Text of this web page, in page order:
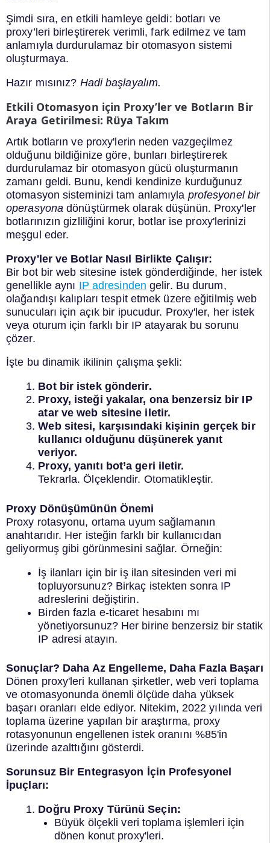
Şimdi sıra, en etkili hamleye geldi: botları ve
proxy’leri birleştirerek verimli, fark edilmez ve tam
anlamıyla durdurulamaz bir otomasyon sistemi
oluşturmaya.
Hazır mısınız? Hadi başlayalım.
Etkili Otomasyon için Proxy’ler ve Botların Bir
Araya Getirilmesi: Rüya Takım
Artık botların ve proxy'lerin neden vazgeçilmez
olduğunu bildiğinize göre, bunları birleştirerek
durdurulamaz bir otomasyon gücü oluşturmanın
zamanı geldi. Bunu, kendi kendinize kurduğunuz
otomasyon sisteminizi tam anlamıyla profesyonel bir
operasyona dönüştürmek olarak düşünün. Proxy'ler
botlarınızın gizliliğini korur, botlar ise proxy'lerinizi
meşgul eder.
Proxy'ler ve Botlar Nasıl Birlikte Çalışır:
Bir bot bir web sitesine istek gönderdiğinde, her istek
genellikle aynı IP adresinden gelir. Bu durum,
olağandışı kalıpları tespit etmek üzere eğitilmiş web
sunucuları için açık bir ipucudur. Proxy'ler, her istek
veya oturum için farklı bir IP atayarak bu sorunu
çözer.
İşte bu dinamik ikilinin çalışma şekli:
Bot bir istek gönderir.
Proxy, isteği yakalar, ona benzersiz bir IP
atar ve web sitesine iletir.
Web sitesi, karşısındaki kişinin gerçek bir
kullanıcı olduğunu düşünerek yanıt
veriyor.
Proxy, yanıtı bot’a geri iletir.
Tekrarla. Ölçeklendir. Otomatikleştir.
Proxy Dönüşümünün Önemi
Proxy rotasyonu, ortama uyum sağlamanın
anahtarıdır. Her isteğin farklı bir kullanıcıdan
geliyormuş gibi görünmesini sağlar. Örneğin:
İş ilanları için bir iş ilan sitesinden veri mi
topluyorsunuz? Birkaç istekten sonra IP
adreslerini değiştirin.
Birden fazla e-ticaret hesabını mı
yönetiyorsunuz? Her birine benzersiz bir statik
IP adresi atayın.
Sonuçlar? Daha Az Engelleme, Daha Fazla Başarı
Dönen proxy'leri kullanan şirketler, web veri toplama
ve otomasyonunda önemli ölçüde daha yüksek
başarı oranları elde ediyor. Nitekim, 2022 yılında veri
toplama üzerine yapılan bir araştırma, proxy
rotasyonunun engellenen istek oranını %85'in
üzerinde azalttığını gösterdi.
Sorunsuz Bir Entegrasyon İçin Profesyonel
İpuçları:
Doğru Proxy Türünü Seçin:
Büyük ölçekli veri toplama işlemleri için
dönen konut proxy'leri.